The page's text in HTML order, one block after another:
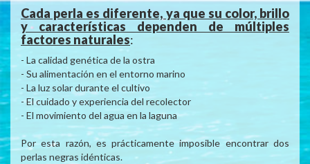
Cada perla es diferente, ya que su color, brillo
y características dependen de múltiples
factores naturales:
- La calidad genética de la ostra
- Su alimentación en el entorno marino
- La luz solar durante el cultivo
- El cuidado y experiencia del recolector
- El movimiento del agua en la laguna
Por esta razón, es prácticamente imposible encontrar dos
perlas negras idénticas.